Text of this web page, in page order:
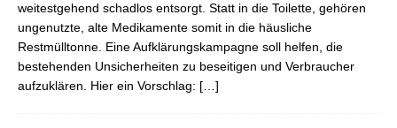
weitestgehend schadlos entsorgt. Statt in die Toilette, gehören
ungenutzte, alte Medikamente somit in die häusliche
Restmülltonne. Eine Aufklärungskampagne soll helfen, die
bestehenden Unsicherheiten zu beseitigen und Verbraucher
aufzuklären. Hier ein Vorschlag: […]